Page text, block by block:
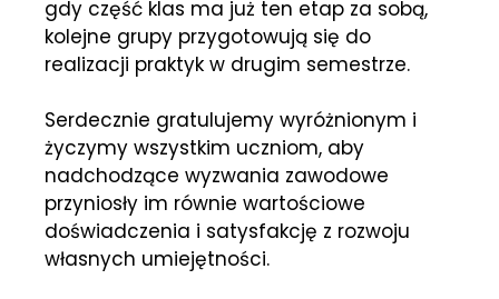
gdy część klas ma już ten etap za sobą,
kolejne grupy przygotowują się do
realizacji praktyk w drugim semestrze.
Serdecznie gratulujemy wyróżnionym i
życzymy wszystkim uczniom, aby
nadchodzące wyzwania zawodowe
przyniosły im równie wartościowe
doświadczenia i satysfakcję z rozwoju
własnych umiejętności.